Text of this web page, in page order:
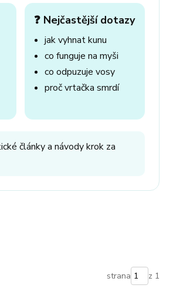
❓ Nejčastější dotazy
jak vyhnat kunu
co funguje na myši
co odpuzuje vosy
proč vrtačka smrdí
články a návody krok za
strana z 1